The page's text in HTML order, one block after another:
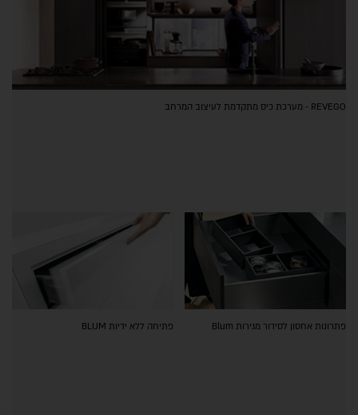
REVEGO - מערכת כיס מתקדמת לעיצוב המרחב
פתרונות אחסון לסידור מגירות Blum פתיחה ללא ידיות BLUM